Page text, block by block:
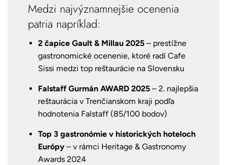
Medzi najvýznamnejšie ocenenia
patria napríklad:
2 čapice Gault & Millau 2025 – prestížne
gastronomické ocenenie, ktoré radí Cafe
Sissi medzi top reštaurácie na Slovensku
Falstaff Gurmán AWARD 2025 – 2. najlepšia
reštaurácia v Trenčianskom kraji podľa
hodnotenia Falstaff (85/100 bodov)
Top 3 gastronómie v historických hoteloch
Európy – v rámci Heritage & Gastronomy
Awards 2024